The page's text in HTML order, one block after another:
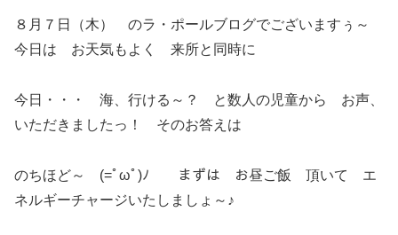
８月７日（木） のラ・ポールブログでございますぅ～
今日は お天気もよく 来所と同時に
今日・・・ 海、行ける～？ と数人の児童から お声、
いただきましたっ！ そのお答えは
のちほど～ (=ﾟωﾟ)ﾉ まずは お昼ご飯 頂いて エ
ネルギーチャージいたしましょ～♪